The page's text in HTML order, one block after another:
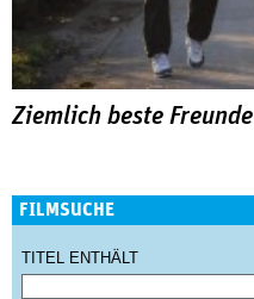
Ziemlich beste Freunde
FILMSUCHE
TITEL ENTHÄLT